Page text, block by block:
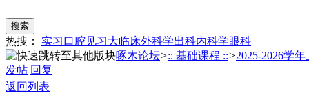
搜索
热搜： 实习口腔见习大临床外科学出科内科学眼科
啄木论坛>:: 基础课程 ::>2025-2026学
发帖 回复
返回列表